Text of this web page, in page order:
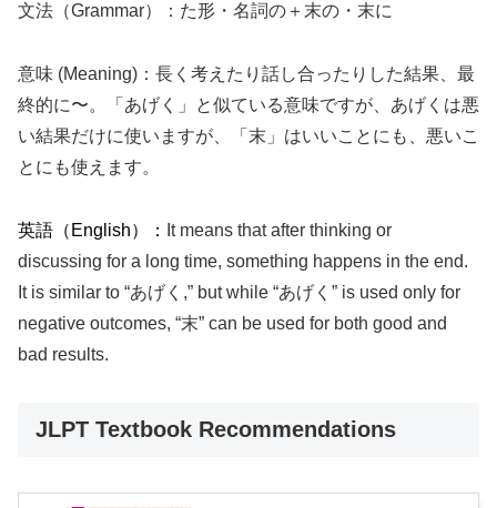
文法（Grammar）：た形・名詞の＋末の・末に
意味 (Meaning)：長く考えたり話し合ったりした結果、最
終的に〜。「あげく」と似ている意味ですが、あげくは悪
い結果だけに使いますが、「末」はいいことにも、悪いこ
とにも使えます。
英語（English）：
It means that after thinking or
discussing for a long time, something happens in the end.
It is similar to “あげく,” but while “あげく” is used only for
negative outcomes, “末” can be used for both good and
bad results.
JLPT Textbook Recommendations